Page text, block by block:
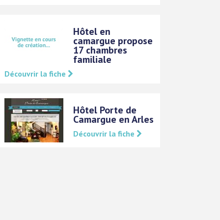
Hôtel en
camargue propose
17 chambres
familiale
Découvrir la fiche
Hôtel Porte de
Camargue en Arles
Découvrir la fiche